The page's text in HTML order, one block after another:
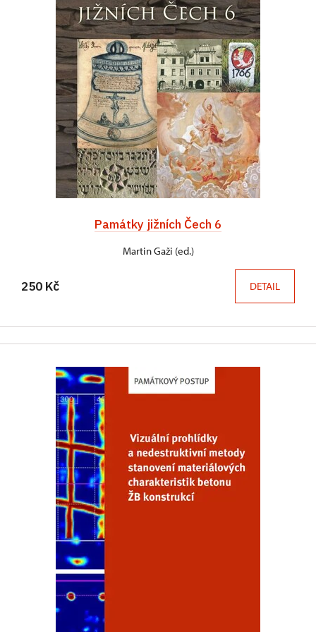
Památky jižních Čech 6
Martin Gaži (ed.)
250 Kč DETAIL